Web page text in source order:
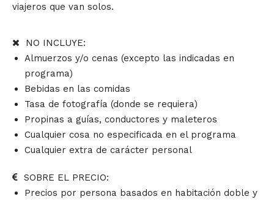
viajeros que van solos.
NO INCLUYE:
Almuerzos y/o cenas (excepto las indicadas en
programa)
Bebidas en las comidas
Tasa de fotografía (donde se requiera)
Propinas a guías, conductores y maleteros
Cualquier cosa no especificada en el programa
Cualquier extra de carácter personal
SOBRE EL PRECIO:
Precios por persona basados en habitación doble y